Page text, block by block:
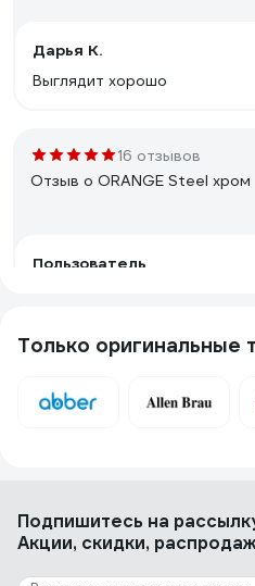
Дарья К.
Выглядит хорошо
16 отзывов
Отзыв о ORANGE Steel хром
Пользователь
Отзыв о Смеситель для
Отличный кран, качество
Только оригинальные
Подпишитесь на
Акции, скидки,